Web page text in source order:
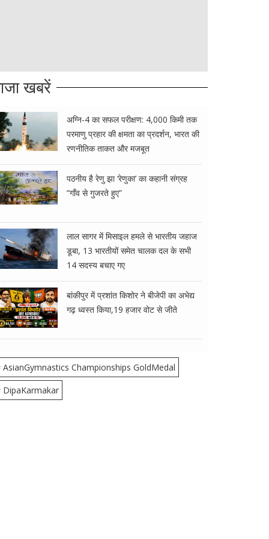
खबरें
अग्नि-4 का सफल परीक्षण: 4,000 किमी तक
परमाणु प्रहार की क्षमता का प्रदर्शन, भारत की
रणनीतिक ताकत और मजबूत
पठनीय है रेणु झा ‘रेणुका’ का कहानी संग्रह
“गाँव से गुजरते हुए”
लाल सागर में मिसाइल हमले से भारतीय जहाज
डूबा, 13 भारतीयों समेत चालक दल के सभी
14 सदस्य बचाए गए
बांकीपुर में प्रशांत किशोर ने बीजेपी का अभेद्य
गढ़ ध्वस्त किया,19 हजार वोट से जीते
AsianGymnastics Championships GoldMedal
DipaKarmakar